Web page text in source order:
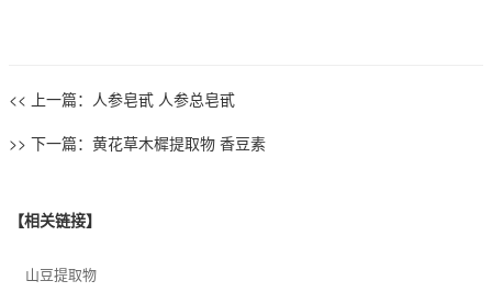
<< 上一篇： 人参皂甙 人参总皂甙
>> 下一篇： 黄花草木樨提取物 香豆素
【相关链接】
山豆提取物